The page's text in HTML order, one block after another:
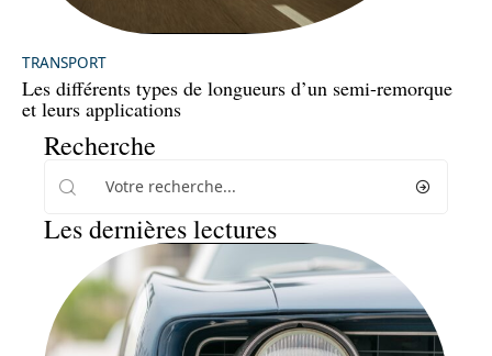
TRANSPORT
Les différents types de longueurs d’un semi-remorque
et leurs applications
Recherche
Les dernières lectures